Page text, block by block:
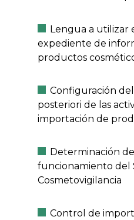
Lengua a utilizar
expediente de
productos
Configuración
posteriori de las
importación de
Determinación
funcionamiento del
Cosmetovigilancia
Control de